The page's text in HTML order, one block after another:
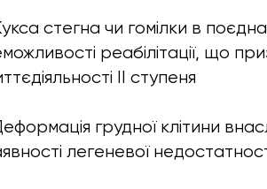
стегна чи гомілки в
реабілітації, що
II ступеня
грудної клітини
легеневої